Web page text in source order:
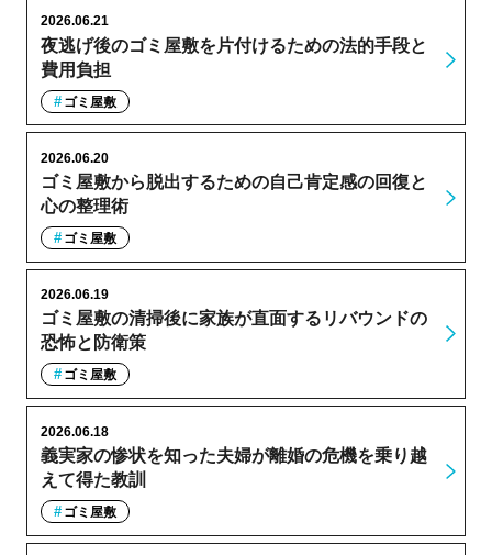
夜逃げ後のゴミ屋敷を片付けるための法的手段と
費用負担
2026.06.21
ゴミ屋敷
ゴミ屋敷から脱出するための自己肯定感の回復と
心の整理術
2026.06.20
ゴミ屋敷
ゴミ屋敷の清掃後に家族が直面するリバウンドの
恐怖と防衛策
2026.06.19
ゴミ屋敷
義実家の惨状を知った夫婦が離婚の危機を乗り越
えて得た教訓
2026.06.18
ゴミ屋敷